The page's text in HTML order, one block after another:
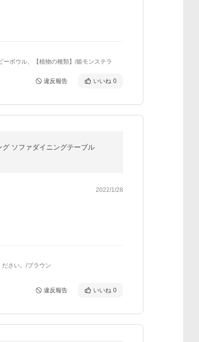
ーボウル、【植物の種類】/姫モンステラ
違反報告 いいね 0
ソファダイニングテーブル
2022/1/28
さい。/ブラウン
違反報告 いいね 0